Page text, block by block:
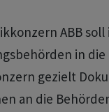
ABB soll
in
gezielt
an die